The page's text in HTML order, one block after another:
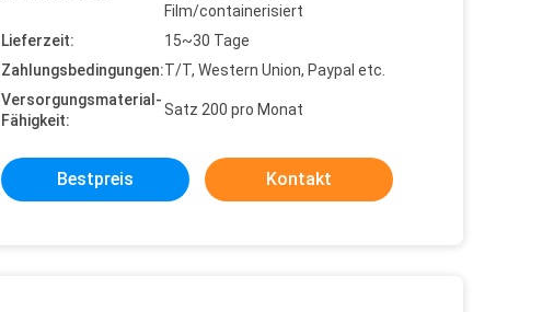
Film/containerisiert
Lieferzeit:
15~30 Tage
Zahlungsbedingungen:T/T, Western Union, Paypal etc.
Versorgungsmaterial-
Fähigkeit:
Satz 200 pro Monat
Bestpreis Kontakt